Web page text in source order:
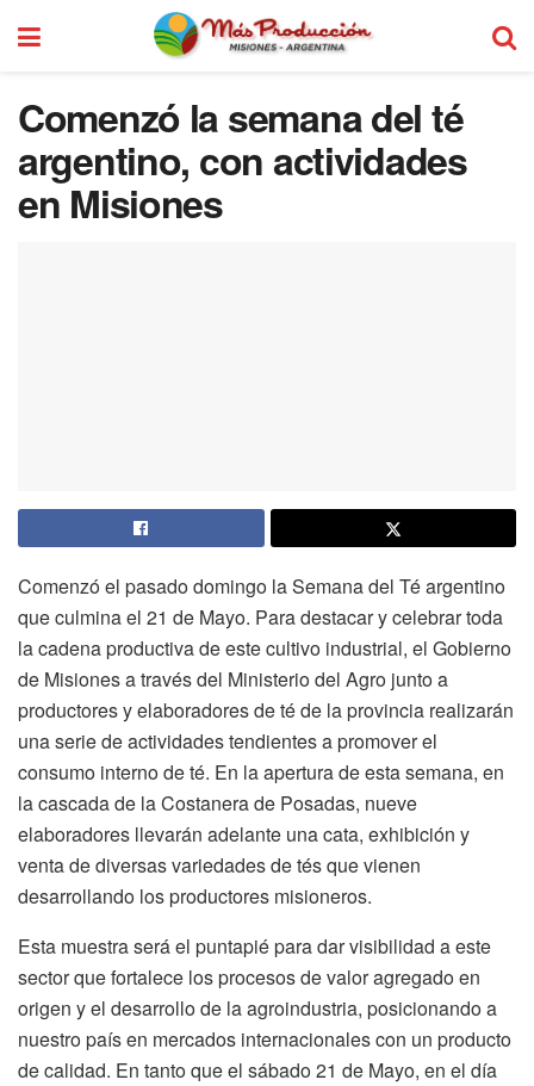
Comenzó la semana del té
argentino, con actividades
en Misiones
Comenzó el pasado domingo la Semana del Té argentino
que culmina el 21 de Mayo. Para destacar y celebrar toda
la cadena productiva de este cultivo industrial, el Gobierno
de Misiones a través del Ministerio del Agro junto a
productores y elaboradores de té de la provincia realizarán
una serie de actividades tendientes a promover el
consumo interno de té. En la apertura de esta semana, en
la cascada de la Costanera de Posadas, nueve
elaboradores llevarán adelante una cata, exhibición y
venta de diversas variedades de tés que vienen
desarrollando los productores misioneros.
Esta muestra será el puntapié para dar visibilidad a este
sector que fortalece los procesos de valor agregado en
origen y el desarrollo de la agroindustria, posicionando a
nuestro país en mercados internacionales con un producto
de calidad. En tanto que el sábado 21 de Mayo, en el día